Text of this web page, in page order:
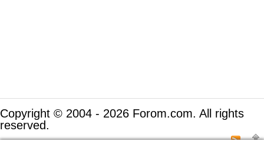
Copyright © 2004 - 2026 Forom.com. All rights
reserved.